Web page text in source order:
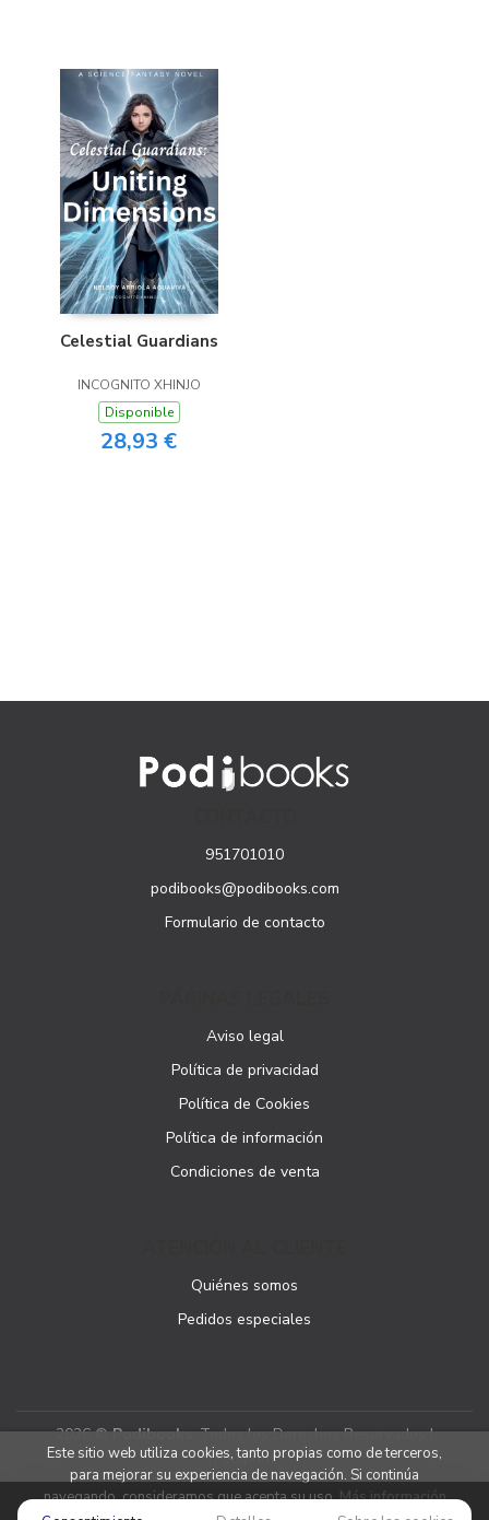
Celestial Guardians
INCOGNITO XHINJO
Disponible
28,93 €
951701010
podibooks@podibooks.com
Formulario de contacto
Aviso legal
Política de privacidad
Política de Cookies
Política de información
Condiciones de venta
Quiénes somos
Pedidos especiales
2026 ©Podibooks. Todos los Derechos Reservados |
Podiprint
Este sitio web utiliza cookies, tanto propias como de terceros,
para mejorar su experiencia de navegación. Si continúa
navegando, consideramos que acepta su uso.Más información